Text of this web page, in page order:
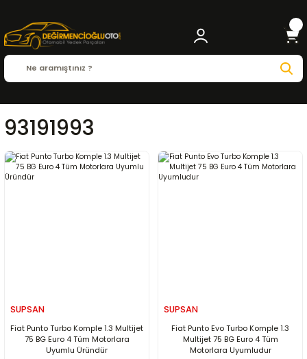
93191993
SUPSAN
Fiat Punto Turbo Komple 1.3 Multijet
75 BG Euro 4 Tüm Motorlara
Uyumlu Üründür
SUPSAN
Fiat Punto Evo Turbo Komple 1.3
Multijet 75 BG Euro 4 Tüm
Motorlara Uyumludur